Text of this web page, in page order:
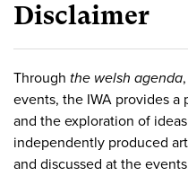
Disclaimer
Through the welsh agenda
events, the IWA provides a
and the exploration of
independently produced
and discussed at the